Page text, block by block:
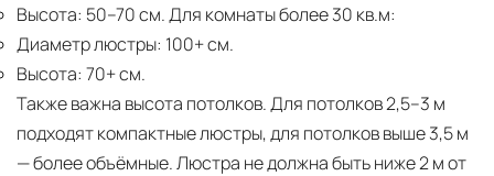
Высота: 50–70 см. Для комнаты более 30 кв.м:
Диаметр люстры: 100+ см.
Высота: 70+ см.
Также важна высота потолков. Для потолков 2,5–3 м
подходят компактные люстры, для потолков выше 3,5 м
— более объёмные. Люстра не должна быть ниже 2 м от